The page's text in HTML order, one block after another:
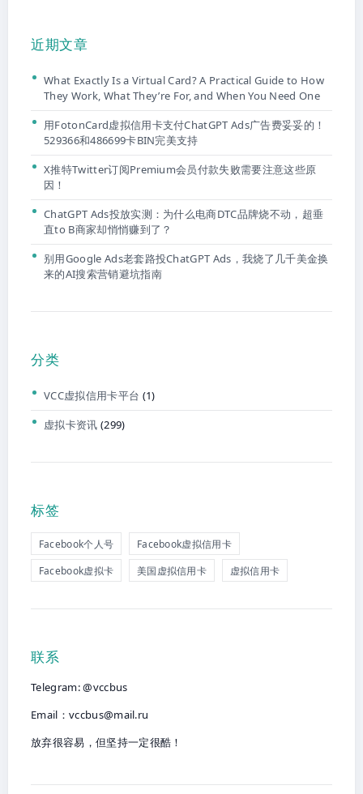
近期文章
What Exactly Is a Virtual Card? A Practical Guide to How
They Work, What They’re For, and When You Need One
用FotonCard虚拟信用卡支付ChatGPT Ads广告费妥妥的！
529366和486699卡BIN完美支持
X推特Twitter订阅Premium会员付款失败需要注意这些原
因！
ChatGPT Ads投放实测：为什么电商DTC品牌烧不动，超垂
直to B商家却悄悄赚到了？
别用Google Ads老套路投ChatGPT Ads，我烧了几千美金换
来的AI搜索营销避坑指南
分类
VCC虚拟信用卡平台 (1)
虚拟卡资讯 (299)
标签
Facebook个人号
Facebook虚拟信用卡
Facebook虚拟卡
美国虚拟信用卡 虚拟信用卡
联系
Telegram: @vccbus
Email： vccbus@mail.ru
放弃很容易，但坚持一定很酷！